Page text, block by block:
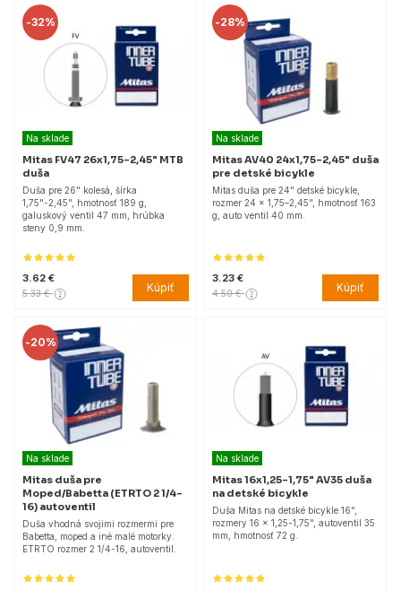
-32%
Na sklade
Mitas FV47 26x1,75–2,45" MTB
duša
Duša pre 26" kolesá, šírka
1,75"-2,45", hmotnosť 189 g,
galuskový ventil 47 mm, hrúbka
steny 0,9 mm.
3.62 €
5.33 € Kúpiť
-28%
Na sklade
Mitas AV40 24x1,75–2,45" duša
pre detské bicykle
Mitas duša pre 24" detské bicykle,
rozmer 24 x 1,75–2,45", hmotnosť 163
g, auto ventil 40 mm.
3.23 €
4.50 € Kúpiť
-20%
Na sklade
Mitas duša pre
Moped/Babetta (ETRTO 2 1/4-
16) autoventil
Duša vhodná svojimi rozmermi pre
Babetta, moped a iné malé motorky.
ETRTO rozmer 2 1/4-16, autoventil.
Na sklade
Mitas 16x1,25-1,75" AV35 duša
na detské bicykle
Duša Mitas na detské bicykle 16",
rozmery 16 x 1,25-1,75", autoventil 35
mm, hmotnosť 72 g.